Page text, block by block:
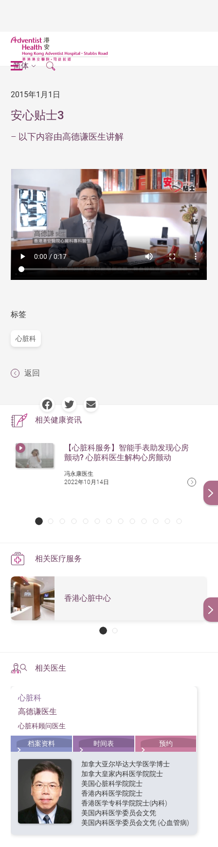
简体
2015年1月1日
安心贴士3
– 以下内容由高德谦医生讲解
标签
心脏科
返回
相关健康资讯
【心脏科服务】智能手表助发现心房
颤动? 心脏科医生解构心房颤动
冯永康医生
2022年10月14日
相关医疗服务
香港心脏中心
相关医生
心脏科
高德谦医生
心脏科顾问医生
档案资料 时间表 预约
加拿大亚尔毕达大学医学博士
加拿大皇家内科医学院院士
美国心脏科学院院士
香港内科医学院院士
香港医学专科学院院士(内科)
美国内科医学委员会文凭
美国内科医学委员会文凭 (心血管病)